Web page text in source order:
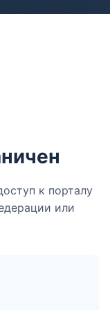
к порталу
или